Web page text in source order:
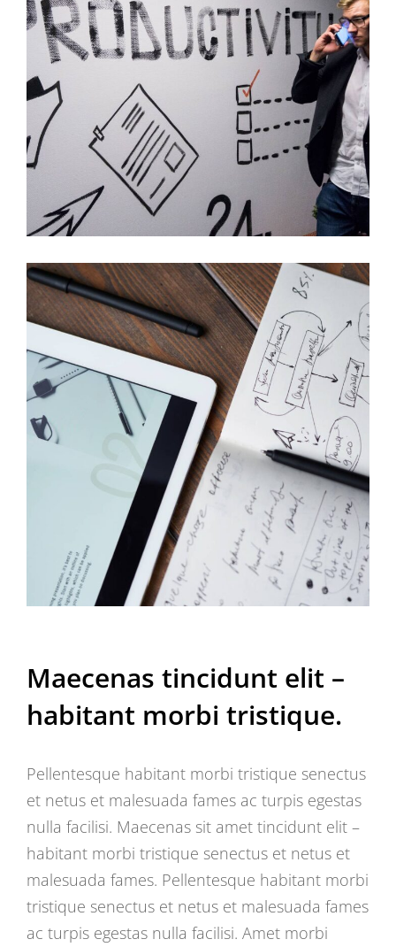
Maecenas tincidunt elit –
habitant morbi tristique.
Pellentesque habitant morbi tristique senectus
et netus et malesuada fames ac turpis egestas
nulla facilisi. Maecenas sit amet tincidunt elit –
habitant morbi tristique senectus et netus et
malesuada fames. Pellentesque habitant morbi
tristique senectus et netus et malesuada fames
ac turpis egestas nulla facilisi. Amet morbi